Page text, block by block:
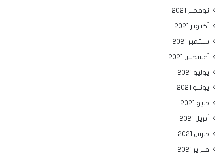
نوفمبر 2021
أكتوبر 2021
سبتمبر 2021
أغسطس 2021
يوليو 2021
يونيو 2021
مايو 2021
أبريل 2021
مارس 2021
فبراير 2021